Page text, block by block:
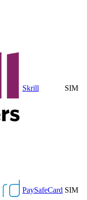
Skrill SIM
PaySafeCard SIM